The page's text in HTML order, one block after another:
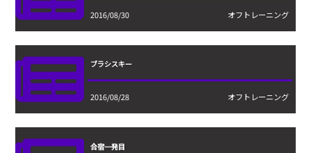
2016/08/30 オフトレーニング
ブラシスキー
2016/08/28 オフトレーニング
合宿一発目